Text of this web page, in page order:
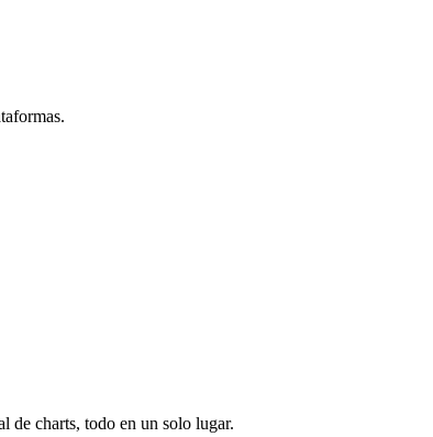
de charts, todo en un solo lugar.